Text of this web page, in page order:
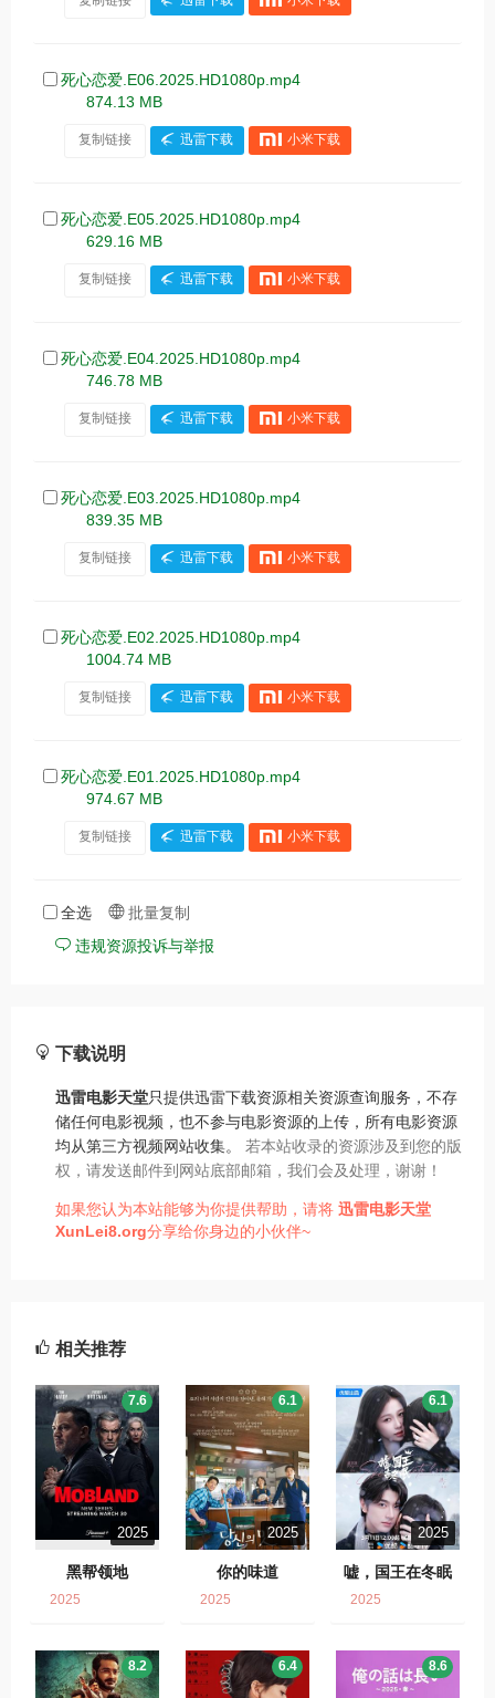
死心恋爱.E06.2025.HD1080p.mp4
874.13 MB
复制链接 迅雷下载 小米下载
死心恋爱.E05.2025.HD1080p.mp4
629.16 MB
复制链接 迅雷下载 小米下载
死心恋爱.E04.2025.HD1080p.mp4
746.78 MB
复制链接 迅雷下载 小米下载
死心恋爱.E03.2025.HD1080p.mp4
839.35 MB
复制链接 迅雷下载 小米下载
死心恋爱.E02.2025.HD1080p.mp4
1004.74 MB
复制链接 迅雷下载 小米下载
死心恋爱.E01.2025.HD1080p.mp4
974.67 MB
复制链接 迅雷下载 小米下载
全选
批量复制
违规资源投诉与举报
下载说明
迅雷电影天堂只提供迅雷下载资源相关资源查询服务，不存
储任何电影视频，也不参与电影资源的上传，所有电影资源
均从第三方视频网站收集。 若本站收录的资源涉及到您的版
权，请发送邮件到网站底部邮箱，我们会及处理，谢谢！
如果您认为本站能够为你提供帮助，请将 迅雷电影天堂
XunLei8.org分享给你身边的小伙伴~
相关推荐
2025
黑帮领地
7.6
2025
2025
你的味道
6.1
2025
2025
嘘，国王在冬眠
6.1
2025
8.2 6.4 8.6